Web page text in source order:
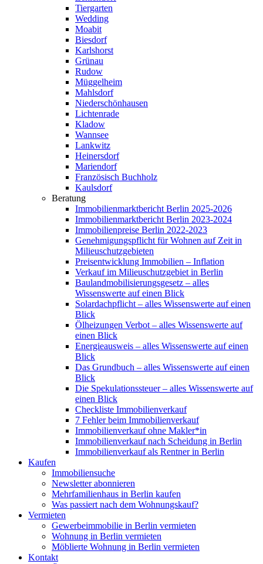
Tiergarten
Wedding
Moabit
Biesdorf
Karlshorst
Grünau
Rudow
Müggelheim
Mahlsdorf
Niederschönhausen
Lichtenrade
Kladow
Wannsee
Lankwitz
Heinersdorf
Mariendorf
Französisch Buchholz
Kaulsdorf
Beratung
Immobilienmarktbericht Berlin 2025-2026
Immobilienmarktbericht Berlin 2023-2024
Immobilienpreise Berlin 2022-2023
Genehmigungspflicht für Wohnen auf Zeit in
Milieuschutzgebieten
Preisentwicklung Immobilien – Inflation
Verkauf im Milieuschutzgebiet in Berlin
Baulandmobilisierungsgesetz – alles
Wissenswerte auf einen Blick
Solardachpflicht – alles Wissenswerte auf einen
Blick
Ölheizungen Verbot – alles Wissenswerte auf
einen Blick
Energieausweis – alles Wissenswerte auf einen
Blick
Das Grundbuch – alles Wissenswerte auf einen
Blick
Die Spekulationssteuer – alles Wissenswerte auf
einen Blick
Checkliste Immobilienverkauf
7 Fehler beim Immobilienverkauf
Immobilienverkauf ohne Makler*in
Immobilienverkauf nach Scheidung in Berlin
Immobilienverkauf als Rentner in Berlin
Kaufen
Immobiliensuche
Newsletter abonnieren
Mehrfamilienhaus in Berlin kaufen
Was passiert nach dem Wohnungskauf?
Vermieten
Gewerbeimmobilie in Berlin vermieten
Wohnung in Berlin vermieten
Möblierte Wohnung in Berlin vermieten
Kontakt